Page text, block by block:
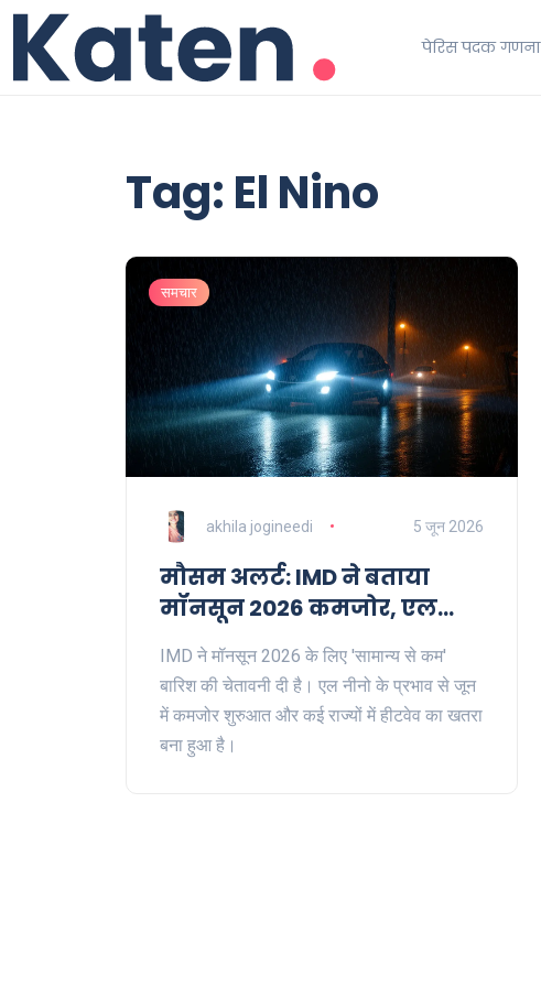
पेरिस पदक गणना
Tag: El Nino
समचार
akhila jogineedi 5 जून 2026
मौसम अलर्ट: IMD ने बताया
मॉनसून 2026 कमजोर, एल
नीनो का खतरा
IMD ने मॉनसून 2026 के लिए 'सामान्य से कम'
बारिश की चेतावनी दी है। एल नीनो के प्रभाव से जून
में कमजोर शुरुआत और कई राज्यों में हीटवेव का खतरा
बना हुआ है।